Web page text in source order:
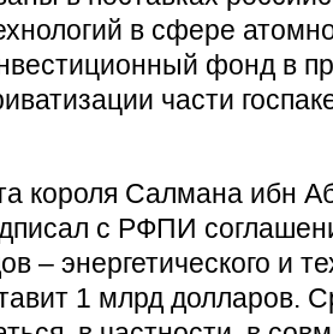
в сфере
фонд в
части
короля Салмана ибн
с РФПИ
– энергетического и
1 млрд долларов.